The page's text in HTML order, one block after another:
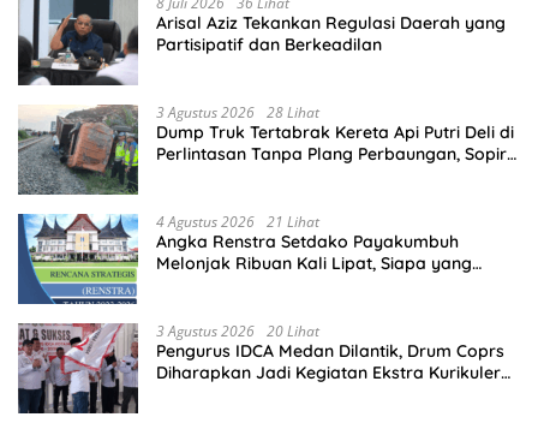
Arisal Aziz Tekankan Regulasi Daerah yang
Partisipatif dan Berkeadilan
3 Agustus 2026 28 Lihat
Dump Truk Tertabrak Kereta Api Putri Deli di
Perlintasan Tanpa Plang Perbaungan, Sopir
4 Agustus 2026 21 Lihat
Angka Renstra Setdako Payakumbuh
Melonjak Ribuan Kali Lipat, Siapa yang
3 Agustus 2026 20 Lihat
Pengurus IDCA Medan Dilantik, Drum Coprs
Diharapkan Jadi Kegiatan Ekstra Kurikuler